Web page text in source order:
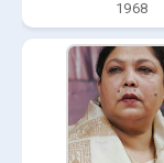
1968